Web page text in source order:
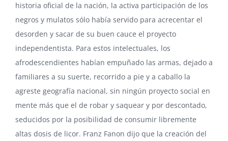
historia oficial de la nación, la activa participación de los
negros y mulatos sólo había servido para acrecentar el
desorden y sacar de su buen cauce el proyecto
independentista. Para estos intelectuales, los
afrodescendientes habían empuñado las armas, dejado a
familiares a su suerte, recorrido a pie y a caballo la
agreste geografía nacional, sin ningún proyecto social en
mente más que el de robar y saquear y por descontado,
seducidos por la posibilidad de consumir libremente
altas dosis de licor. Franz Fanon dijo que la creación del